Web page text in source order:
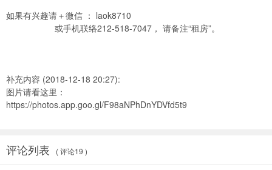
如果有兴趣请＋微信 ： laok8710
或手机联络212-518-7047， 请备注“租房”。
补充内容 (2018-12-18 20:27):
图片请看这里：
https://photos.app.goo.gl/F98aNPhDnYDVfd5t9
评论列表 ( 评论19 )